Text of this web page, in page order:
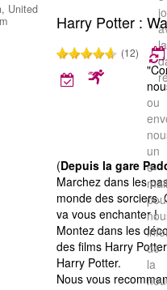
la
United
Harry Potter :
(12)
ou
un
e-
de
la
(Depuis la gare
Marchez dans les
monde des sorciers.
va vous enchanter !
Montez dans les
des films Harry
Harry Potter.
Nous vous